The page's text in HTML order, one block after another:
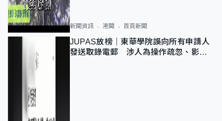
新聞資訊 港聞 首頁新聞
JUPAS放榜｜東華學院誤向所有申請人
發送取錄電郵 涉人為操作疏忽、影響